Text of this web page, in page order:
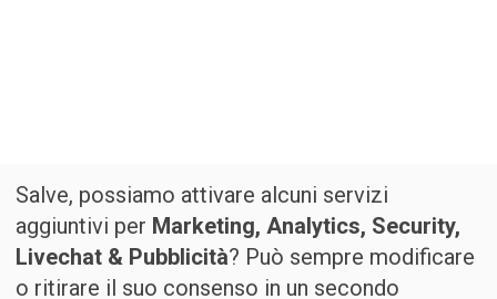
Salve, possiamo attivare alcuni servizi
aggiuntivi per Marketing, Analytics, Security,
Livechat & Pubblicità? Può sempre modificare
o ritirare il suo consenso in un secondo